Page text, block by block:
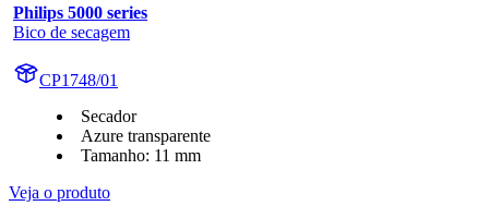
Philips 5000 series
Bico de secagem
CP1748/01
Secador
Azure transparente
Tamanho: 11 mm
Veja o produto